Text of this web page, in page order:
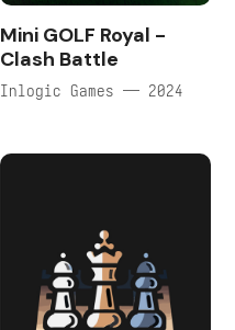
Mini GOLF Royal -
Clash Battle
Inlogic Games — 2024